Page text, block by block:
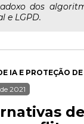
dos
e LGPD.
IA E PROTEÇÃO
2021
de